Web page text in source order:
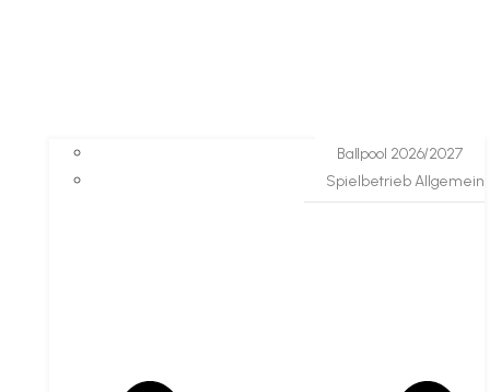
Ballpool 2026/2027
Spielbetrieb Allgemein